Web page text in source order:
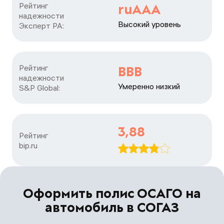
Рейтинг
надежности
Эксперт РА:
ruAAA
Высокий уровень
Рейтинг
надежности
S&P Global:
BBB
Умеренно низкий
Рейтинг
bip.ru
3,88
Оформить полис ОСАГО на
автомобиль в СОГАЗ